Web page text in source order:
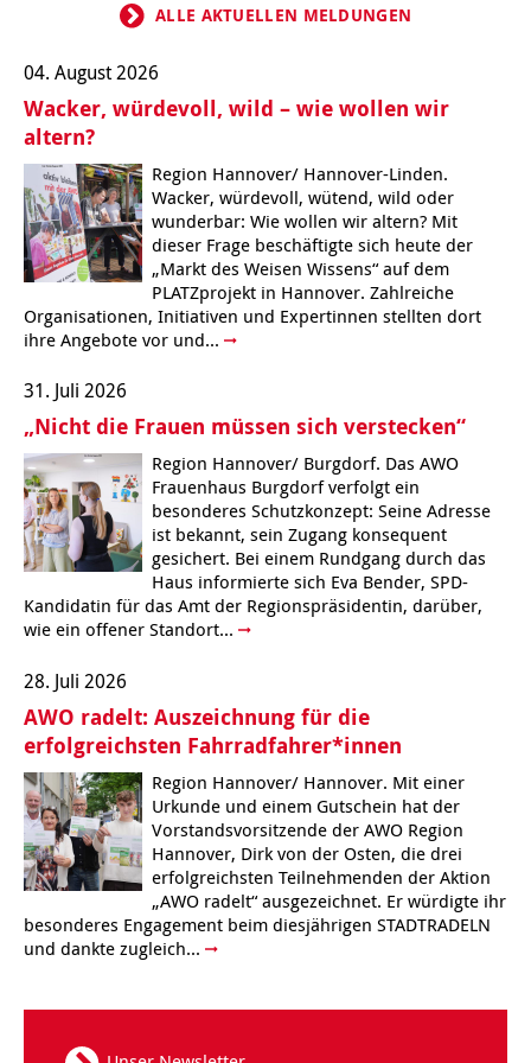
Kindertagesstätte Johannes-Lau-Hof
Kindertagesstätte Klaus-Müller-Kilian-Weg /
Kindertagesstätte Langes Feld “Deisterspatzen”
Kindertagesstätte Moorlilienweg /
Familienzentrum
Kindertagesstätte Petermannstraße /
Familienzentrum
Kindertagesstätte Pfarrlandplatz
Krippe Schleswiger Straße
Kindertagesstätte Schneiderberg
Kindertagesstätte Sylter Weg
Kindertagesstätte Tresckowstraße
Kindertagesstätte Voltmerstraße
Kindertagesstätte Wiehbergstraße
Kindertagesstätte Herbartstraße
Kindertagesstätte Hiltrud-Grote-Weg
Kindertagesstätte Johannes-Lau-Hof
Kindertagesstätte Kapellenbrink /
Familienzentrum
Kindertagesstätte Klaus-Müller-Kilian-Weg /
“Mäuseburg” / Familienzentrum
Kindertagesstätte König-Ludwig-Straße
Kindertagesstätte Levester Straße
Offene Sprach-Sprechstunde
Kindertagesstätte Moorlilienweg /
Familienzentrum
Kindertagesstätte Mühenkamp / Familienzentrum
Kindertagesstätte Petermannstraße /
Kindertagesstätte Pfarrlandplatz
Hör- und Sprachheilkindergarten Ratswiese
Kindertagesstätte Rosenbergstraße
Kindertagesstätte Schneiderberg
Kindertagesstätte Sylter Weg
ALLE AKTUELLEN MELDUNGEN
04. August 2026
Wacker, würdevoll, wild – wie wollen wir
altern?
Region Hannover/ Hannover-Linden.
Wacker, würdevoll, wütend, wild oder
wunderbar: Wie wollen wir altern? Mit
dieser Frage beschäftigte sich heute der
„Markt des Weisen Wissens“ auf dem
PLATZprojekt in Hannover. Zahlreiche
Organisationen, Initiativen und Expertinnen stellten dort
ihre Angebote vor und...
31. Juli 2026
„Nicht die Frauen müssen sich verstecken“
Region Hannover/ Burgdorf. Das AWO
Frauenhaus Burgdorf verfolgt ein
besonderes Schutzkonzept: Seine Adresse
ist bekannt, sein Zugang konsequent
gesichert. Bei einem Rundgang durch das
Haus informierte sich Eva Bender, SPD-
Kandidatin für das Amt der Regionspräsidentin, darüber,
wie ein offener Standort...
28. Juli 2026
AWO radelt: Auszeichnung für die
erfolgreichsten Fahrradfahrer*innen
Region Hannover/ Hannover. Mit einer
Urkunde und einem Gutschein hat der
Vorstandsvorsitzende der AWO Region
Hannover, Dirk von der Osten, die drei
erfolgreichsten Teilnehmenden der Aktion
„AWO radelt“ ausgezeichnet. Er würdigte ihr
besonderes Engagement beim diesjährigen STADTRADELN
und dankte zugleich...